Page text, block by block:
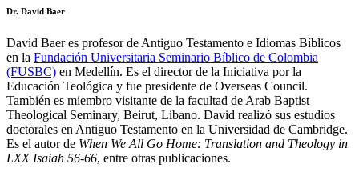
Dr. David Baer
David Baer es profesor de Antiguo Testamento e Idiomas Bíblicos
en la Fundación Universitaria Seminario Bíblico de Colombia
(FUSBC) en Medellín. Es el director de la Iniciativa por la
Educación Teológica y fue presidente de Overseas Council.
También es miembro visitante de la facultad de Arab Baptist
Theological Seminary, Beirut, Líbano. David realizó sus estudios
doctorales en Antiguo Testamento en la Universidad de Cambridge.
Es el autor de When We All Go Home: Translation and Theology in
LXX Isaiah 56-66, entre otras publicaciones.